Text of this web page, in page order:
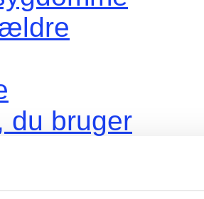
du bruger
af